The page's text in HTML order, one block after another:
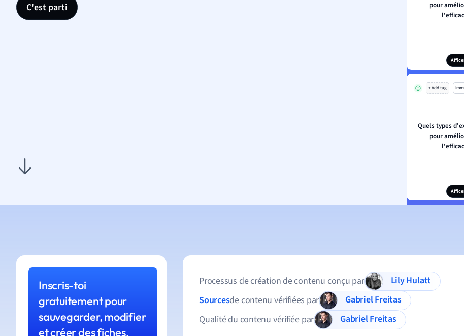
C'est parti
pour
+ Add tag
Quels types
pour
Inscris-toi
gratuitement pour
sauvegarder, modifier
et créer des fiches.
Processus de création de contenu conçu par
Lily Hulatt
Sourcesde contenu vérifiées par
Gabriel Freitas
Qualité du contenu vérifiée par
Gabriel Freitas